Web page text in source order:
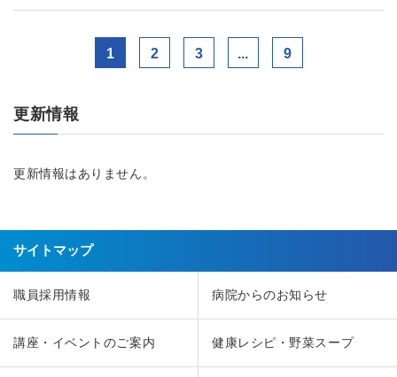
1 2 3 ... 9
更新情報
更新情報はありません。
サイトマップ
職員採用情報 病院からのお知らせ
講座・イベントのご案内 健康レシピ・野菜スープ